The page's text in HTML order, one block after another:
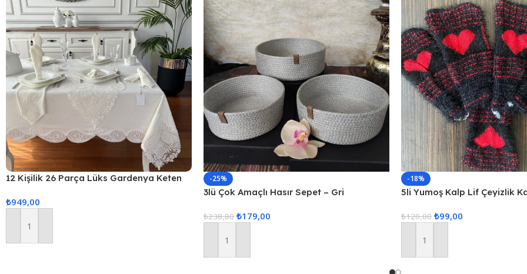
12 Kişilik 26 Parça Lüks Gardenya Keten
₺949,00
Sepete Ekle
-25%
3lü Çok Amaçlı Hasır Sepet – Gri
₺238,80 ₺179,00
Sepete Ekle
-18%
5li Yumoş Kalp Lif Çeyizlik
₺120,00 ₺99,00
Sepete Ekle